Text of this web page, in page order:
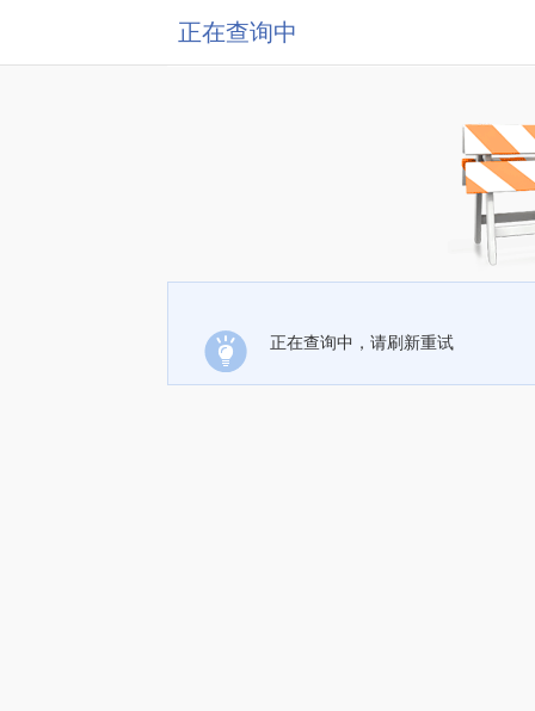
正在查询中
正在查询中，请刷新重试